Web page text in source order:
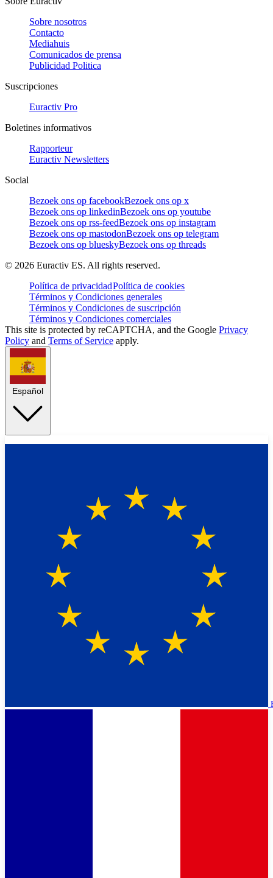
Sobre nosotros
Contacto
Mediahuis
Comunicados de prensa
Publicidad Politica
Suscripciones
Euractiv Pro
Boletines informativos
Rapporteur
Euractiv Newsletters
Social
Bezoek ons op facebookBezoek ons op x
Bezoek ons op linkedinBezoek ons op youtube
Bezoek ons op rss-feedBezoek ons op instagram
Bezoek ons op mastodonBezoek ons op telegram
Bezoek ons op blueskyBezoek ons op threads
© 2026 Euractiv ES. All rights reserved.
Política de privacidadPolítica de cookies
Términos y Condiciones generales
Términos y Condiciones de suscripción
Términos y Condiciones comerciales
This site is protected by reCAPTCHA, and the Google Privacy
Policy and Terms of Service apply.
Español